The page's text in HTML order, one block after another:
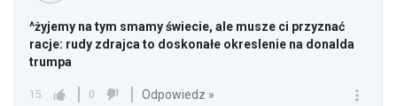
^żyjemy na tym smamy świecie, ale musze ci przyznać
racje: rudy zdrajca to doskonałe okreslenie na donalda
trumpa
15 0 Odpowiedz »